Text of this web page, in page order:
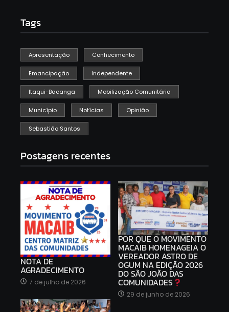
Tags
Apresentação Conhecimento
Emancipação Independente
Itaqui-Bacanga Mobilização Comunitária
Município Notícias Opinião
Sebastião Santos
Postagens recentes
NOTA DE
AGRADECIMENTO
7 de julho de 2026
POR QUE O MOVIMENTO
MACAIB HOMENAGEIA O
VEREADOR ASTRO DE
OGUM NA EDIÇÃO 2026
DO SÃO JOÃO DAS
COMUNIDADES
29 de junho de 2026